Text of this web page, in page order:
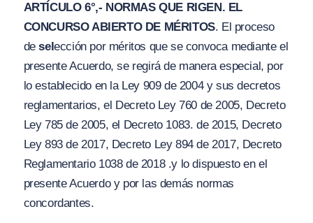
ARTÍCULO 6°,- NORMAS QUE RIGEN. EL
CONCURSO ABIERTO DE MÉRITOS. El proceso
deselección por méritos que se convoca mediante el
presente Acuerdo, se regirá de manera especial, por
lo establecido en la Ley 909 de 2004 y sus decretos
reglamentarios, el Decreto Ley 760 de 2005, Decreto
Ley 785 de 2005, el Decreto 1083. de 2015, Decreto
Ley 893 de 2017, Decreto Ley 894 de 2017, Decreto
Reglamentario 1038 de 2018 .y lo dispuesto en el
presente Acuerdo y por las demás normas
concordantes.